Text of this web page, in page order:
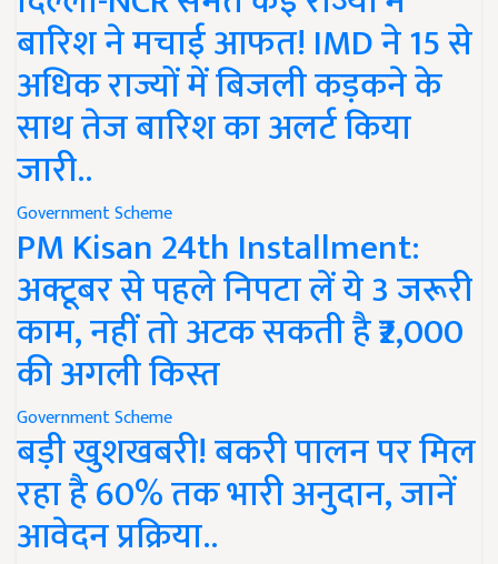
बारिश ने मचाई आफत! IMD ने 15 से
अधिक राज्यों में बिजली कड़कने के
साथ तेज बारिश का अलर्ट किया
जारी..
Government Scheme
PM Kisan 24th Installment:
अक्टूबर से पहले निपटा लें ये 3 जरूरी
काम, नहीं तो अटक सकती है ₹2,000
की अगली किस्त
Government Scheme
बड़ी खुशखबरी! बकरी पालन पर मिल
रहा है 60% तक भारी अनुदान, जानें
आवेदन प्रक्रिया..